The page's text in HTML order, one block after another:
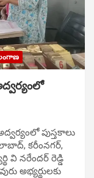
పుస్తకాలు
కరీంనగర్,
వి నరేందర్ రెడ్డి
అభ్యర్థులకు